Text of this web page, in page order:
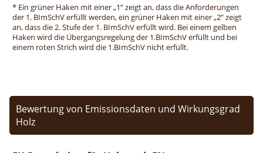
* Ein grüner Haken mit einer „1“ zeigt an, dass die Anforderungen
der 1. BImSchV erfüllt werden, ein grüner Haken mit einer „2“ zeigt
an, dass die 2. Stufe der 1. BImSchV erfüllt wird. Bei einem gelben
Haken wird die Übergangsregelung der 1.BImSchV erfüllt und bei
einem roten Strich wird die 1.BImSchV nicht erfüllt.
Bewertung von Emissionsdaten und Wirkungsgrad
Holz